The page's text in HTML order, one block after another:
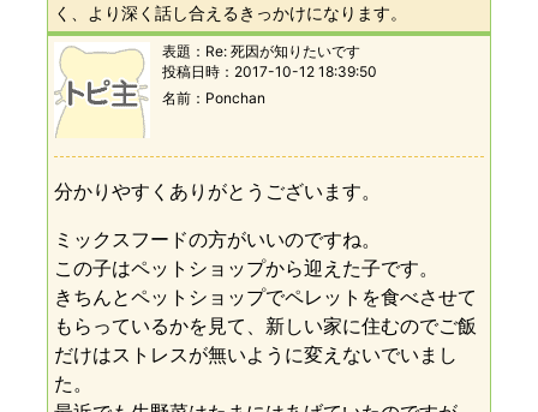
く、より深く話し合えるきっかけになります。
表題： Re: 死因が知りたいです
投稿日時： 2017-10-12 18:39:50
名前
Ponchan
分かりやすくありがとうございます。
ミックスフードの方がいいのですね。
この子はペットショップから迎えた子です。
きちんとペットショップでペレットを食べさせて
もらっているかを見て、新しい家に住むのでご飯
だけはストレスが無いように変えないでいまし
た。